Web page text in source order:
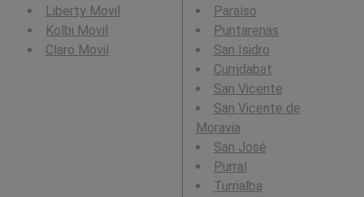
Liberty Movil
Kolbi Movil
Claro Movil
Paraíso
Puntarenas
San Isidro
Curridabat
San Vicente
San Vicente de
Moravia
San José
Purral
Turrialba